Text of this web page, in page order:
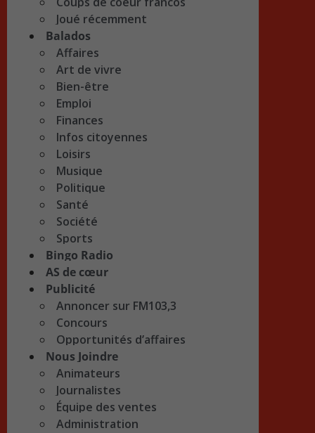
Joué récemment
Balados
Affaires
Art de vivre
Bien-être
Emploi
Finances
Infos citoyennes
Loisirs
Musique
Politique
Santé
Société
Sports
Bingo Radio
AS de cœur
Publicité
Annoncer sur FM103,3
Concours
Opportunités d’affaires
Nous Joindre
Animateurs
Journalistes
Équipe des ventes
Administration